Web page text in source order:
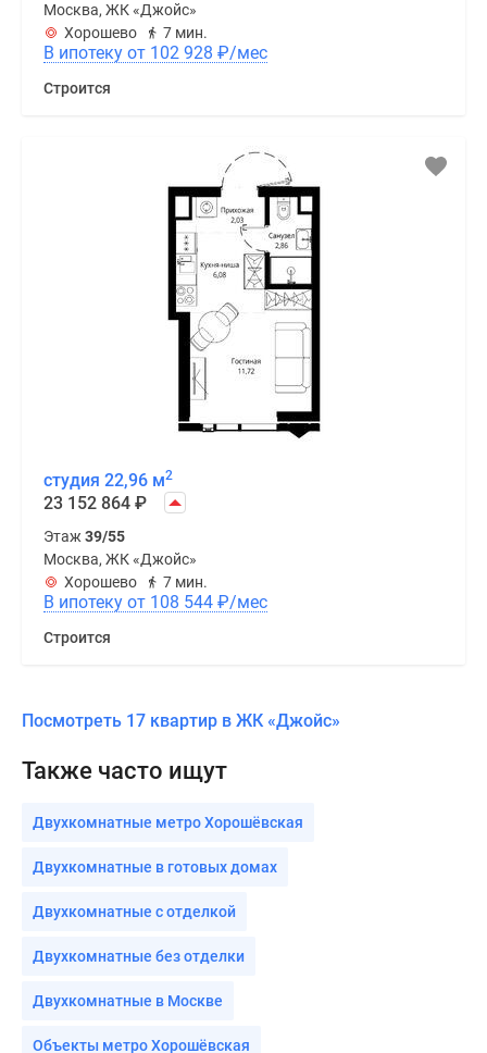
Москва, ЖК «Джойс»
Хорошево
7 мин.
В ипотеку от 102 928 ₽/мес
Строится
студия 22,96 м2
23 152 864 ₽
Этаж39/55
Москва, ЖК «Джойс»
Хорошево
7 мин.
В ипотеку от 108 544 ₽/мес
Строится
Посмотреть 17 квартир в ЖК «Джойс»
Также часто ищут
Двухкомнатные метро Хорошёвская
Двухкомнатные в готовых домах
Двухкомнатные с отделкой
Двухкомнатные без отделки
Двухкомнатные в Москве
Объекты метро Хорошёвская